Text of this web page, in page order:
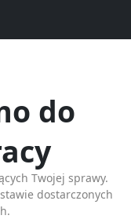
do
Twojej sprawy.
dostarczonych